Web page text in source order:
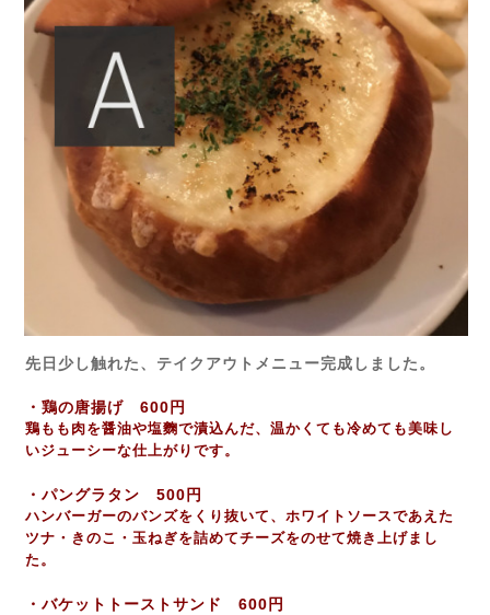
先日少し触れた、テイクアウトメニュー完成しました。
・鶏の唐揚げ 600円
鶏もも肉を醤油や塩麴で漬込んだ、温かくても冷めても美味し
いジューシーな仕上がりです。
・パングラタン 500円
ハンバーガーのバンズをくり抜いて、ホワイトソースであえた
ツナ・きのこ・玉ねぎを詰めてチーズをのせて焼き上げまし
た。
・バケットトーストサンド 600円